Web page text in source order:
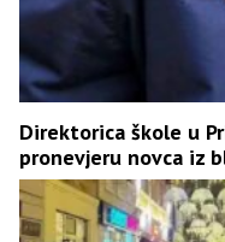
Direktorica škole u
pronevjeru novca iz